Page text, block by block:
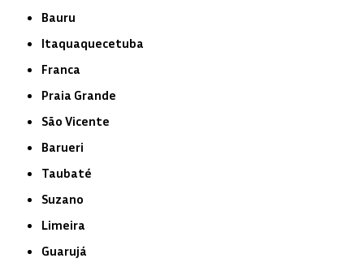
Bauru
Itaquaquecetuba
Franca
Praia Grande
São Vicente
Barueri
Taubaté
Suzano
Limeira
Guarujá